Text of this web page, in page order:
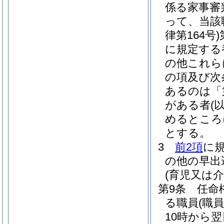
係る家事
って、当
律第164号)
に規定す
の他これ
の項及び
あるのは
がある者(
めるとこ
とする。
3
前2項に
の他の早
(育児又は
第9条
任命
る職員(職
10時から